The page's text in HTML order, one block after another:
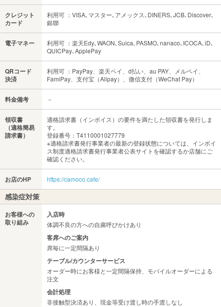
クレジット
カード
利用可 ：VISA､マスター､アメックス､DINERS､JCB､Discover､
銀聯
電子マネー
利用可 ：楽天Edy､WAON､Suica､PASMO､nanaco､ICOCA､iD､
QUICPay､ApplePay
QRコード
決済
利用可 ：PayPay、楽天ペイ、d払い、au PAY、メルペイ、
FamiPay、支付宝（Alipay）、微信支付（WeChat Pay）
料金備考 －
領収書
（適格簡易
請求書）
適格請求書（インボイス）の要件を満たした領収書を発行しま
す。
登録番号：T4110001027779
※適格請求書発行事業者の最新の登録状態については、インボイ
ス制度適格請求書発行事業者公表サイトを確認するか店舗にご
確認ください。
お店のHP https://camoco.cafe/
感染症対策
お客様への
取り組み
入店時
体調不良の方への自粛呼びかけあり
客席へのご案内
席毎に一定間隔あり
テーブル/カウンターサービス
オーダー時にお客様と一定間隔保持、モバイルオーダーによる
注文
会計処理
非接触型決済あり、現金等受け渡し時の手渡しなし